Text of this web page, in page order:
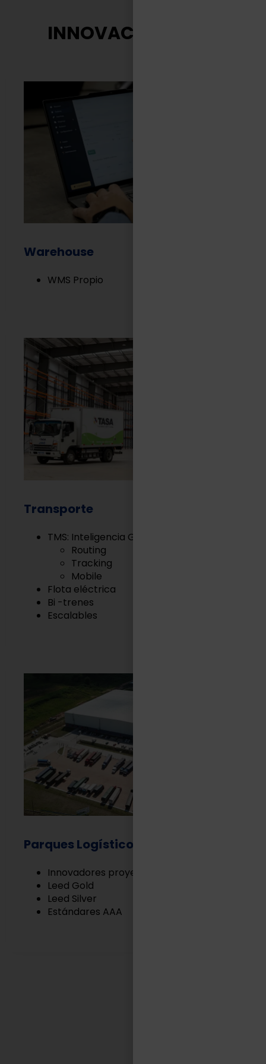
INNOVACIÓN TASA
Warehouse
WMS Propio
Transporte
TMS: Inteligencia Geográfica
Routing
Tracking
Mobile
Flota eléctrica
Bi -trenes
Escalables
Parques Logísticos
Innovadores proyectos Built to Suit
Leed Gold
Leed Silver
Estándares AAA